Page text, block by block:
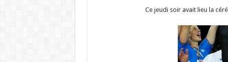
Ce jeudi soir avait lieu la